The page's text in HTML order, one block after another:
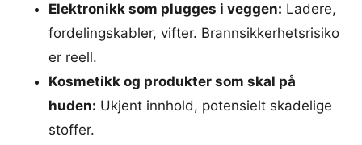
Elektronikk som plugges i veggen: Ladere,
fordelingskabler, vifter. Brannsikkerhetsrisiko
er reell.
Kosmetikk og produkter som skal på
huden: Ukjent innhold, potensielt skadelige
stoffer.